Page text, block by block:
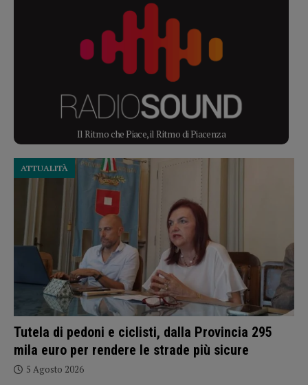
Il Ritmo che Piace, il Ritmo di Piacenza
Tutela di pedoni e ciclisti, dalla Provincia 295
mila euro per rendere le strade più sicure
ATTUALITÀ
5 Agosto 2026